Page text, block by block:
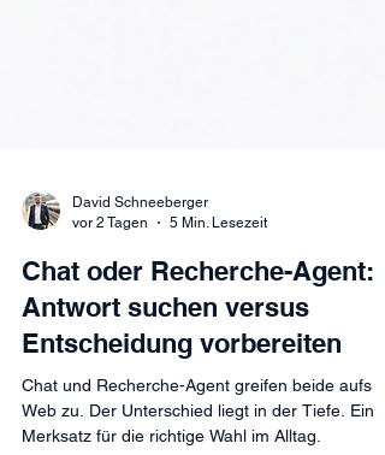
David Schneeberger
vor 2 Tagen
5 Min. Lesezeit
Chat oder Recherche-Agent:
Antwort suchen versus